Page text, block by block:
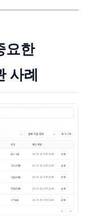
요한
사례